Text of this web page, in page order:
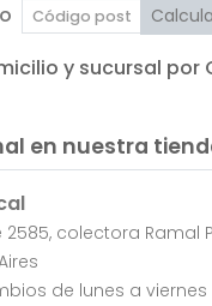
y sucursal por
en nuestra
2585, colectora Ramal
de lunes a viernes